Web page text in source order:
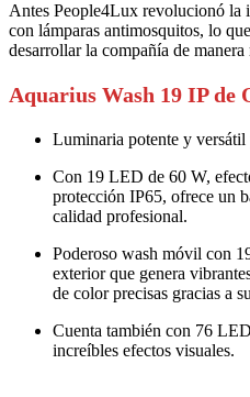
Antes People4Lux revolucionó la
con lámparas antimosquitos, lo
desarrollar la compañía de
Aquarius Wash 19 IP de
Luminaria potente y versátil
Con 19 LED de 60 W,
protección IP65, ofrece un
calidad profesional.
Poderoso wash móvil con
exterior que genera
de color precisas gracias a
Cuenta también con 76
increíbles efectos visuales.